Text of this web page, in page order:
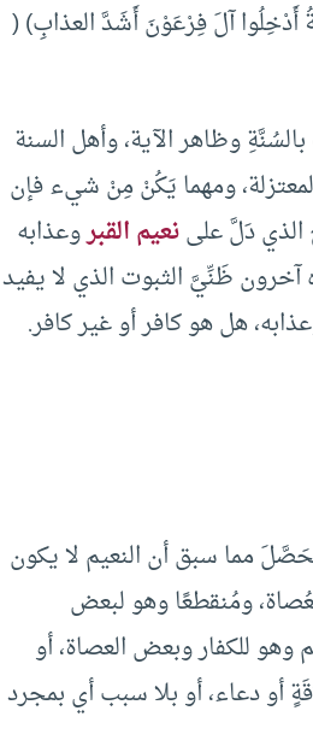
أَدْخِلُوا آلَ فِرْعَوْنَ أَشَدَّ العذابِ) (
وظاهر الآية، وأهل السنة
ومهما يَكُنْ مِنْ شيء فإن
الذي دَلَّ علىنعيم القبروعذابه
آخرون ظَنِّيَّ الثبوت الذي لا يفيد
هل هو كافر أو غير كافر.
مما سبق أن النعيم لا يكون
ومُنقطعًا وهو لبعض
وهو للكفار وبعض العصاة، أو
أو دعاء، أو بلا سبب أي بمجرد